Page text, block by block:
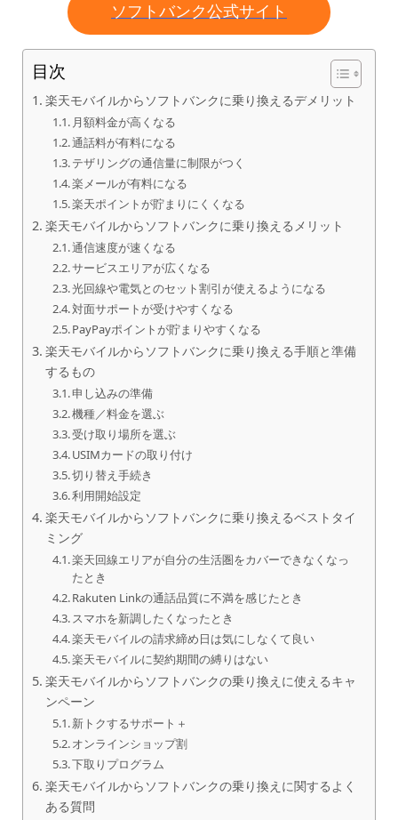
ソフトバンク公式サイト
目次
楽天モバイルからソフトバンクに乗り換えるデメリット
月額料金が高くなる
通話料が有料になる
テザリングの通信量に制限がつく
楽メールが有料になる
楽天ポイントが貯まりにくくなる
楽天モバイルからソフトバンクに乗り換えるメリット
通信速度が速くなる
サービスエリアが広くなる
光回線や電気とのセット割引が使えるようになる
対面サポートが受けやすくなる
PayPayポイントが貯まりやすくなる
楽天モバイルからソフトバンクに乗り換える手順と準備
するもの
申し込みの準備
機種／料金を選ぶ
受け取り場所を選ぶ
USIMカードの取り付け
切り替え手続き
利用開始設定
楽天モバイルからソフトバンクに乗り換えるベストタイ
ミング
楽天回線エリアが自分の生活圏をカバーできなくなっ
たとき
Rakuten Linkの通話品質に不満を感じたとき
スマホを新調したくなったとき
楽天モバイルの請求締め日は気にしなくて良い
楽天モバイルに契約期間の縛りはない
楽天モバイルからソフトバンクの乗り換えに使えるキャ
ンペーン
新トクするサポート＋
オンラインショップ割
下取りプログラム
楽天モバイルからソフトバンクの乗り換えに関するよく
ある質問